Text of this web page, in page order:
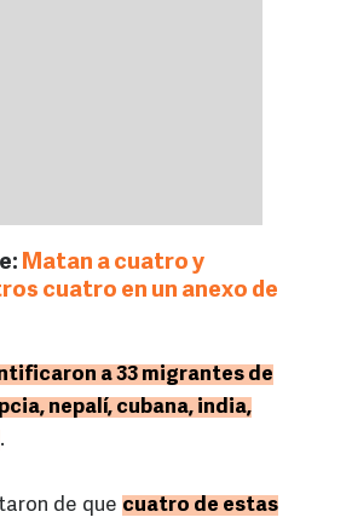
Matan a cuatro y
cuatro en un anexo de
a 33 migrantes de
nepalí, cubana, india,
.
de que cuatro de estas